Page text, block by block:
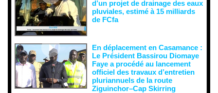
d’un projet de drainage des eaux
pluviales, estimé à 15 milliards
de FCfa ‎
En déplacement en Casamance :
Le Président Bassirou Diomaye
Faye a procédé au lancement
officiel des travaux d’entretien
pluriannuels de la route
Ziguinchor–Cap Skirring